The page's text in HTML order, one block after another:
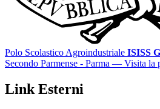
Polo Scolastico Agroindustriale ISISS
Secondo Parmense - Parma — Visita la
Link Esterni